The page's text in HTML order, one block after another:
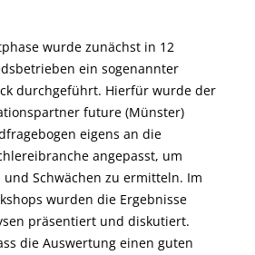
wurde zunächst in 12
ein sogenannter
durchgeführt. Hierfür wurde der
future (Münster)
eigens an die
angepasst, um
Schwächen zu ermitteln. Im
wurden die Ergebnisse
präsentiert und diskutiert.
die Auswertung einen guten